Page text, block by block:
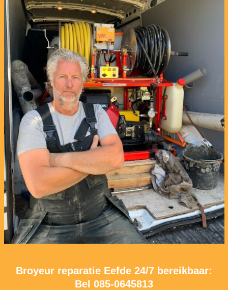
Broyeur reparatie Eefde 24/7 bereikbaar:
Bel 085-0645813